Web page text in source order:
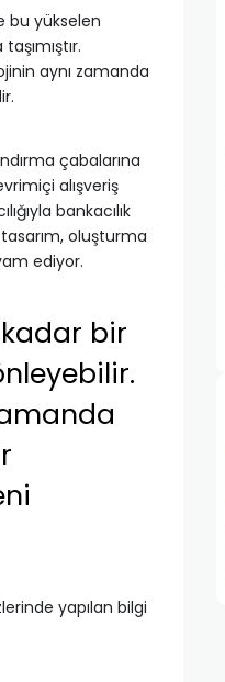
bu yükselen
aynı zamanda
çabalarına
alışveriş
bankacılık
oluşturma
ediyor.
bir
yapılan bilgi